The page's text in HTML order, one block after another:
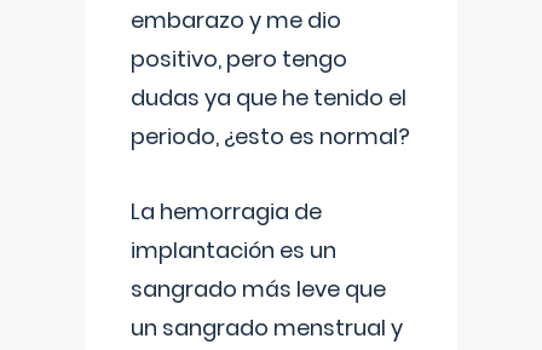
embarazo y me dio
positivo, pero tengo
dudas ya que he tenido el
periodo, ¿esto es normal?
La hemorragia de
implantación es un
sangrado más leve que
un sangrado menstrual y